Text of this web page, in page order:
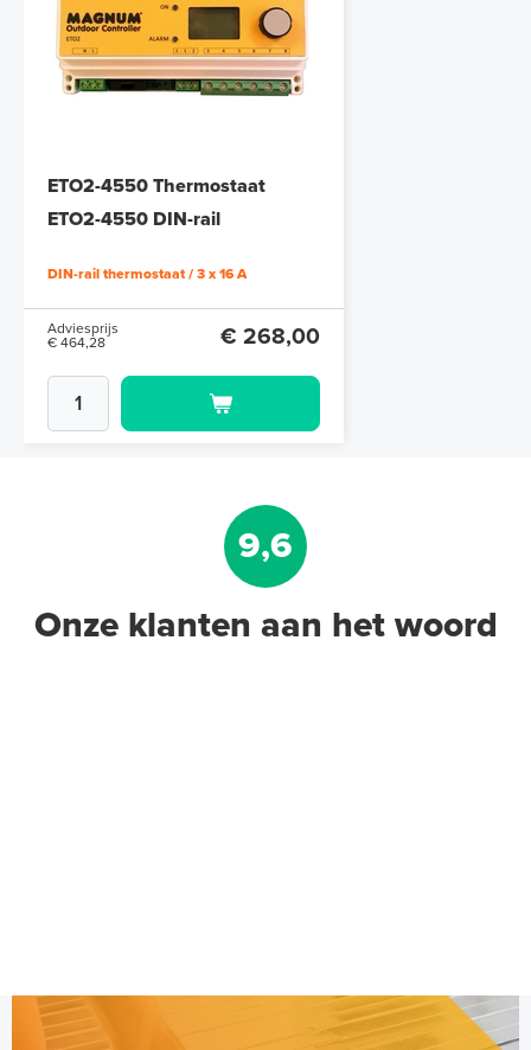
ETO2-4550 Thermostaat
ETO2-4550 DIN-rail
DIN-rail thermostaat / 3 x 16 A
Adviesprijs
€ 464,28
€ 268,00
9,6
Onze klanten aan het woord